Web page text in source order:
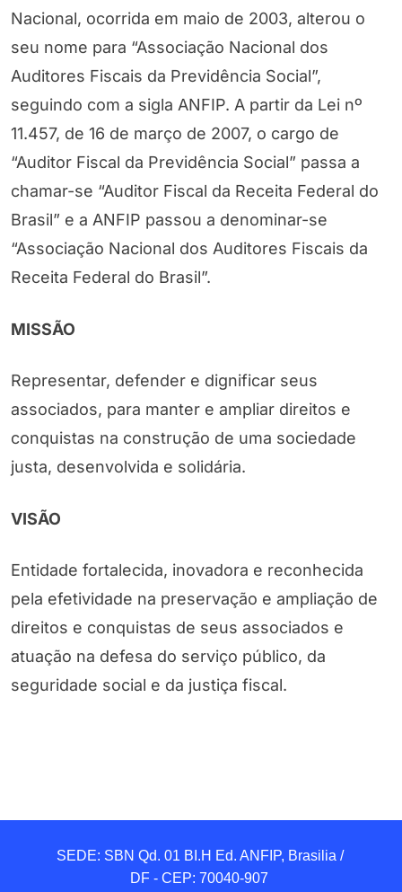
Nacional, ocorrida em maio de 2003, alterou o
seu nome para “Associação Nacional dos
Auditores Fiscais da Previdência Social”,
seguindo com a sigla ANFIP. A partir da Lei nº
11.457, de 16 de março de 2007, o cargo de
“Auditor Fiscal da Previdência Social” passa a
chamar-se “Auditor Fiscal da Receita Federal do
Brasil” e a ANFIP passou a denominar-se
“Associação Nacional dos Auditores Fiscais da
Receita Federal do Brasil”.
MISSÃO
Representar, defender e dignificar seus
associados, para manter e ampliar direitos e
conquistas na construção de uma sociedade
justa, desenvolvida e solidária.
VISÃO
Entidade fortalecida, inovadora e reconhecida
pela efetividade na preservação e ampliação de
direitos e conquistas de seus associados e
atuação na defesa do serviço público, da
seguridade social e da justiça fiscal.
SEDE: SBN Qd. 01 BI.H Ed. ANFIP, Brasilia /
DF - CEP: 70040-907